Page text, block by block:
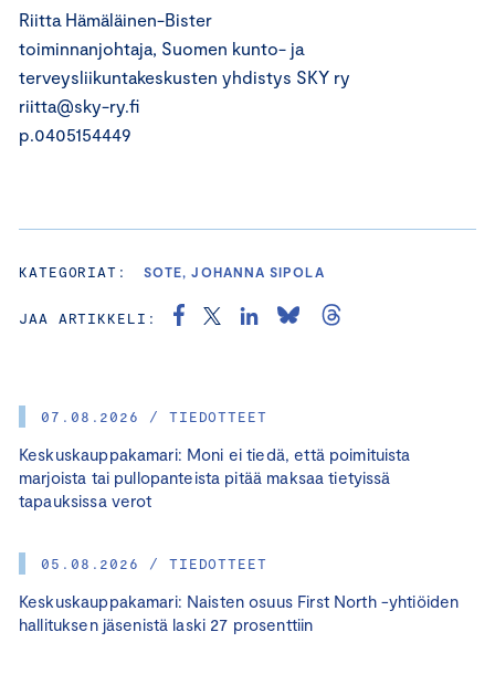
07.08.2026 / TIEDOTTEET
Keskuskauppakamari: Moni ei tiedä, että poimituista
marjoista tai pullopanteista pitää maksaa tietyissä
tapauksissa verot
05.08.2026 / TIEDOTTEET
Keskuskauppakamari: Naisten osuus First North -yhtiöiden
hallituksen jäsenistä laski 27 prosenttiin
Riitta Hämäläinen-Bister
toiminnanjohtaja, Suomen kunto- ja
terveysliikuntakeskusten yhdistys SKY ry
riitta@sky-ry.fi
p.0405154449
KATEGORIAT: SOTE, JOHANNA SIPOLA
JAA ARTIKKELI: